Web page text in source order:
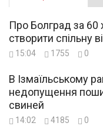
Про Болград за 60
створити спільну
15:04 1755 0
В Ізмаїльському
недопущення
свиней
14:02 4185 0